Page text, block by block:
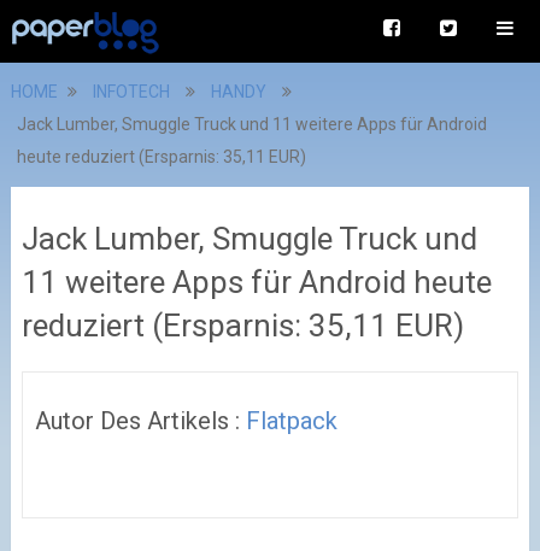
HOME INFOTECH
HANDY
Jack Lumber, Smuggle Truck und 11 weitere Apps für Android
heute reduziert (Ersparnis: 35,11 EUR)
Jack Lumber, Smuggle Truck und
11 weitere Apps für Android heute
reduziert (Ersparnis: 35,11 EUR)
Autor Des Artikels : Flatpack